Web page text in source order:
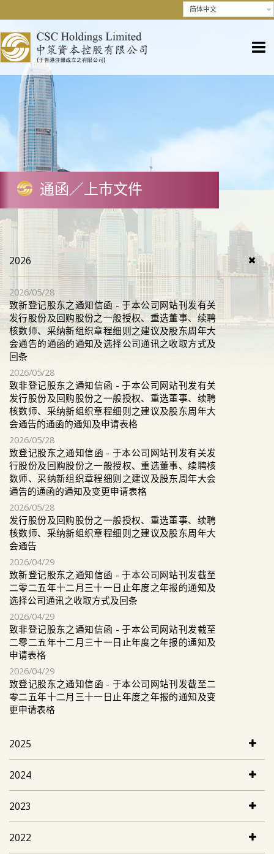
简体中文
通函／上巿文件
2026
2026/05/28
致新登记股东之通知信函 - 于本公司网站刊发有关
发行股份及回购股份之一般授权、重选董事、续聘
核数师、采纳新组织章程细则之建议及股东周年大
会通告的通函的通知及选择公司通讯之收取方式及
回条
2026/05/28
致非登记股东之通知信函 - 于本公司网站刊发有关
发行股份及回购股份之一般授权、重选董事、续聘
核数师、采纳新组织章程细则之建议及股东周年大
会通告的通函的通知及申请表格
2026/05/28
致登记股东之通知信函 - 于本公司网站刊发有关发
行股份及回购股份之一般授权、重选董事、续聘核
数师、采纳新组织章程细则之建议及股东周年大会
通告的通函的通知及变更申请表格
2026/05/28
发行股份及回购股份之一般授权、重选董事、续聘
核数师、采纳新组织章程细则之建议及股东周年大
会通告
2026/04/29
致新登记股东之通知信函 - 于本公司网站刊发截至
二零二五年十二月三十一日止年度之年报的通知及
选择公司通讯之收取方式及回条
2026/04/29
致非登记股东之通知信函 - 于本公司网站刊发截至
二零二五年十二月三十一日止年度之年报的通知及
申请表格
2026/04/29
致登记股东之通知信函 - 于本公司网站刊发截至二
零二五年十二月三十一日止年度之年报的通知及变
更申请表格
2025
2024
2023
2022